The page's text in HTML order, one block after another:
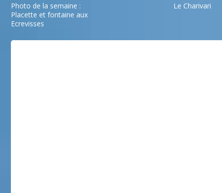
Photo de la semaine :
Placette et fontaine aux
Ecrevisses
Le Charivari